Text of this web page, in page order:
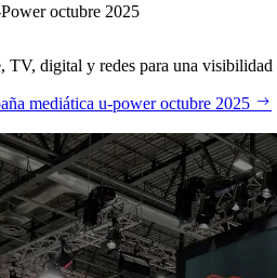
octubre 2025
TV, digital y redes para una
mediática u‑power octubre 2025